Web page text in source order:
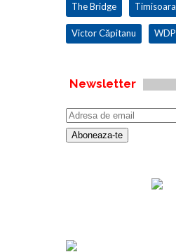
The Bridge Timisoara
Victor Căpitanu WDP
Newsletter